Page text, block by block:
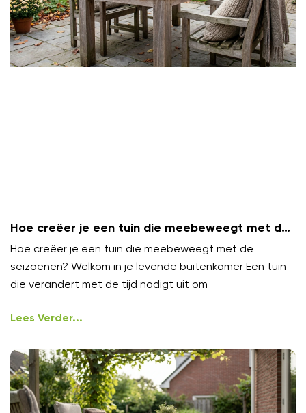
Hoe creëer je een tuin die meebeweegt met de
seizoenen?
Hoe creëer je een tuin die meebeweegt met de
seizoenen? Welkom in je levende buitenkamer Een tuin
die verandert met de tijd nodigt uit om
Lees Verder...